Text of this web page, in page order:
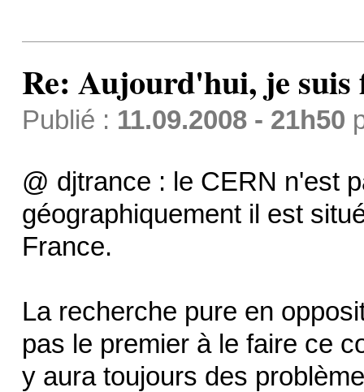
Re: Aujourd'hui, je suis
Publié : 11.09.2008 - 21h50
@ djtrance : le CERN n'est
géographiquement il est
France.
La recherche pure en
pas le premier à le faire ce
y aura toujours des